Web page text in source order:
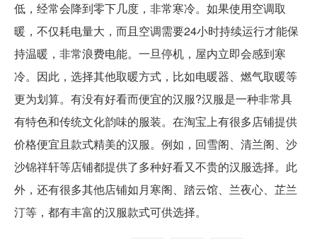
低，经常会降到零下几度，非常寒冷。如果使用空调取
暖，不仅耗电量大，而且空调需要24小时持续运行才能保
持温暖，非常浪费电能。一旦停机，屋内立即会感到寒
冷。因此，选择其他取暖方式，比如电暖器、燃气取暖等
更为划算。有没有好看而便宜的汉服?汉服是一种非常具
有特色和传统文化韵味的服装。在淘宝上有很多店铺提供
价格便宜且款式精美的汉服。例如，回雪阁、清兰阁、沙
沙锦祥轩等店铺都提供了多种好看又不贵的汉服选择。此
外，还有很多其他店铺如月寒阁、踏云馆、兰夜心、芷兰
汀等，都有丰富的汉服款式可供选择。